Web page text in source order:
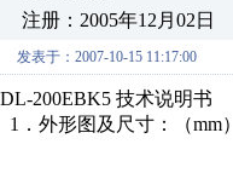
注册：2005年12月02日
发表于：2007-10-15 11:17:00
DL-200EBK5 技术说明书
1．外形图及尺寸：（mm）